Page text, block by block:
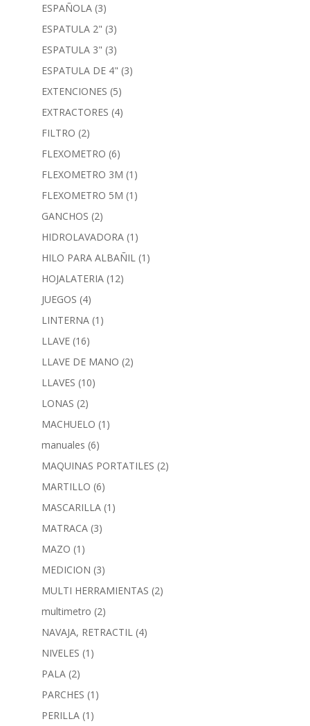
ESPAÑOLA (3)
ESPATULA 2" (3)
ESPATULA 3" (3)
ESPATULA DE 4" (3)
EXTENCIONES (5)
EXTRACTORES (4)
FILTRO (2)
FLEXOMETRO (6)
FLEXOMETRO 3M (1)
FLEXOMETRO 5M (1)
GANCHOS (2)
HIDROLAVADORA (1)
HILO PARA ALBAÑIL (1)
HOJALATERIA (12)
JUEGOS (4)
LINTERNA (1)
LLAVE (16)
LLAVE DE MANO (2)
LLAVES (10)
LONAS (2)
MACHUELO (1)
manuales (6)
MAQUINAS PORTATILES (2)
MARTILLO (6)
MASCARILLA (1)
MATRACA (3)
MAZO (1)
MEDICION (3)
MULTI HERRAMIENTAS (2)
multimetro (2)
NAVAJA, RETRACTIL (4)
NIVELES (1)
PALA (2)
PARCHES (1)
PERILLA (1)